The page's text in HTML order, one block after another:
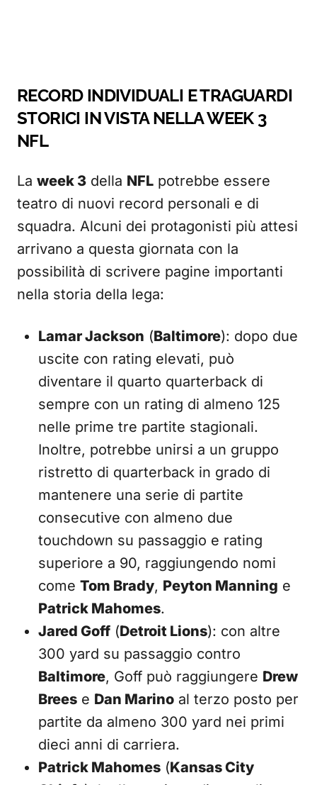
RECORD INDIVIDUALI E TRAGUARDI
STORICI IN VISTA NELLA WEEK 3
NFL
La week 3 della NFL potrebbe essere
teatro di nuovi record personali e di
squadra. Alcuni dei protagonisti più attesi
arrivano a questa giornata con la
possibilità di scrivere pagine importanti
nella storia della lega:
Lamar Jackson (Baltimore): dopo due
uscite con rating elevati, può
diventare il quarto quarterback di
sempre con un rating di almeno 125
nelle prime tre partite stagionali.
Inoltre, potrebbe unirsi a un gruppo
ristretto di quarterback in grado di
mantenere una serie di partite
consecutive con almeno due
touchdown su passaggio e rating
superiore a 90, raggiungendo nomi
come Tom Brady, Peyton Manning e
Patrick Mahomes.
Jared Goff (Detroit Lions): con altre
300 yard su passaggio contro
Baltimore, Goff può raggiungere Drew
Brees e Dan Marino al terzo posto per
partite da almeno 300 yard nei primi
dieci anni di carriera.
Patrick Mahomes (Kansas City